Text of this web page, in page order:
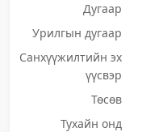
Дугаар
Урилгын дугаар
Санхүүжилтийн эх
үүсвэр
Төсөв
Тухайн онд